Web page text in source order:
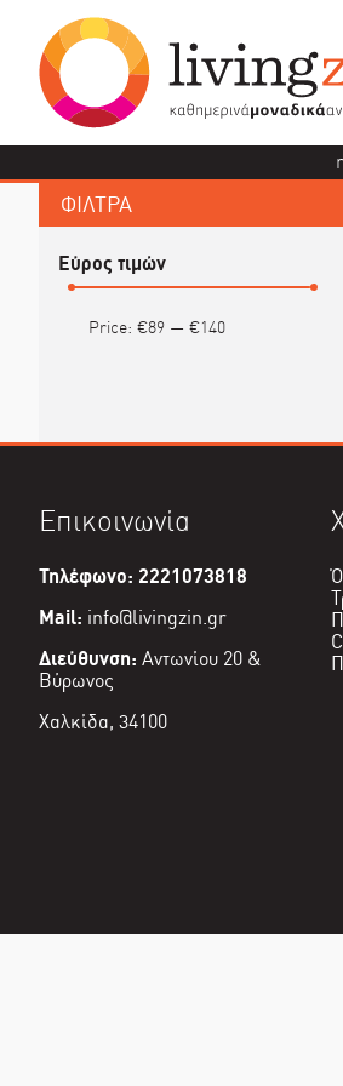
ΦΙΛΤΡΑ
Εύρος τιμών
Price: €89— €140
Επικοινωνία
Τηλέφωνο: 2221073818
Mail: info@livingzin.gr
Διεύθυνση: Αντωνίου 20 &
Βύρωνος
Χαλκίδα, 34100